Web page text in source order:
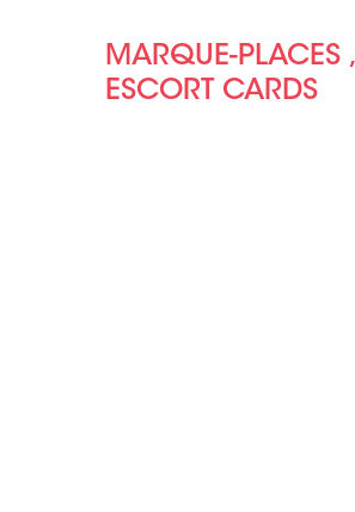
MARQUE-PLACES ,
ESCORT CARDS